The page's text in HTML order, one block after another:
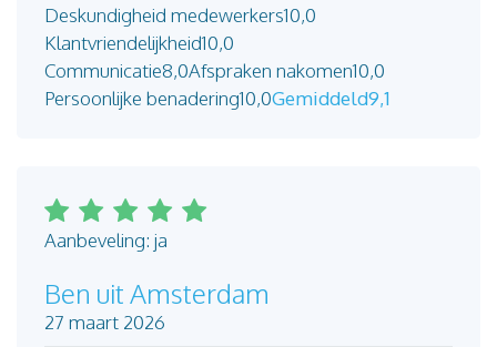
Deskundigheid medewerkers10,0
Klantvriendelijkheid10,0
Communicatie8,0Afspraken nakomen10,0
Persoonlijke benadering10,0Gemiddeld9,1
Aanbeveling: ja
Ben uit Amsterdam
27 maart 2026